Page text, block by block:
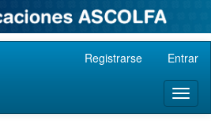
Registrarse Entrar